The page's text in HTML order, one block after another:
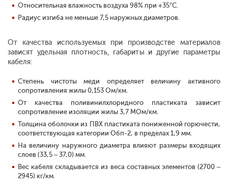
Относительная влажность воздуха 98% при +35°С.
Радиус изгиба не меньше 7,5 наружных диаметров.
От качества используемых при производстве материалов
зависят удельная плотность, габариты и другие параметры
кабеля:
Степень чистоты меди определяет величину активного
сопротивления жилы 0,153 Ом/км.
От качества поливинилхлоридного пластиката зависит
сопротивление изоляции жилы 3,7 МОм/км.
Толщина оболочки из ПВХ пластиката пониженной горючести,
соответствующая категории Обп-2, в пределах 1,9 мм.
На величину наружного диаметра влияют размеры входящих
слоев (33,5 – 37,0) мм.
Вес кабеля складывается из веса составных элементов (2700 –
2945) кг/км.